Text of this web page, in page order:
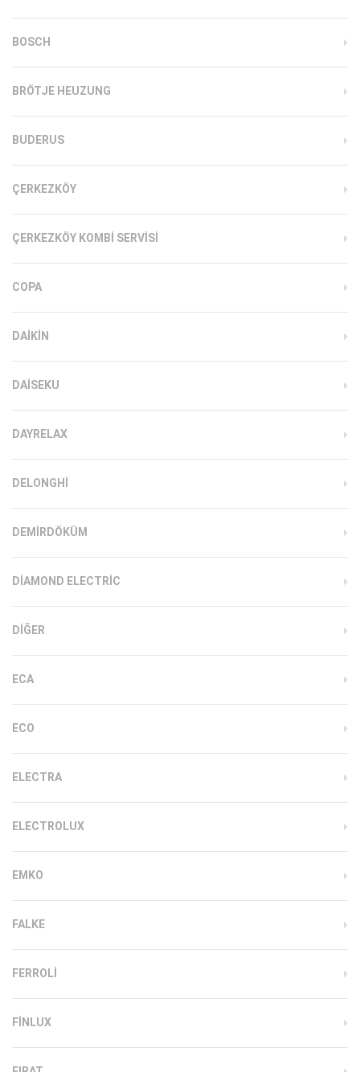
BOSCH
BRÖTJE HEUZUNG
BUDERUS
ÇERKEZKÖY
ÇERKEZKÖY KOMBI SERVISI
COPA
DAIKIN
DAISEKU
DAYRELAX
DELONGHI
DEMIRDÖKÜM
DIAMOND ELECTRIC
DIĞER
ECA
ECO
ELECTRA
ELECTROLUX
EMKO
FALKE
FERROLI
FINLUX